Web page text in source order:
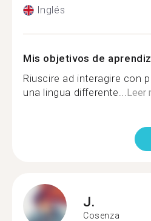
Inglés
Mis objetivos de
Riuscire ad interagire con
una lingua differente...Leer
J.
Cosenza